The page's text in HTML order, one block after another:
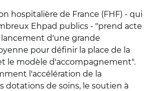
hospitalière de France (FHF) - qui
Ehpad publics - "prend acte
d'une grande
pour définir la place de la
le modèle d'accompagnement".
l'accélération de la
dotations de soins, le soutien à